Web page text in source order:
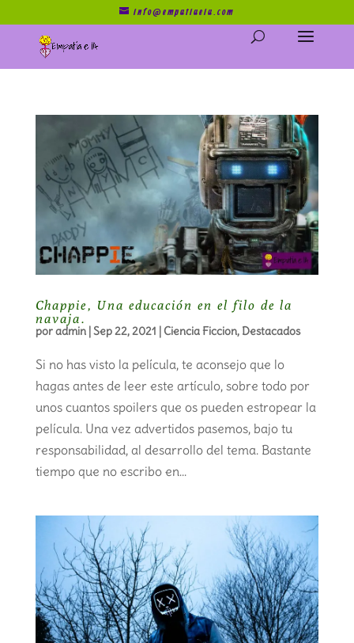
info@empatiaeia.com
Chappie, Una educación en el filo de la
navaja.
poradmin|Sep 22, 2021 |Ciencia Ficcion, Destacados
Si no has visto la película, te aconsejo que lo
hagas antes de leer este artículo, sobre todo por
unos cuantos spoilers que os pueden estropear la
película. Una vez advertidos pasemos, bajo tu
responsabilidad, al desarrollo del tema. Bastante
tiempo que no escribo en...